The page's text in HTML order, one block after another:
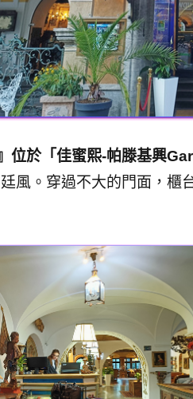
位於「佳蜜熙-帕滕基興
風。穿過不大的門面，櫃